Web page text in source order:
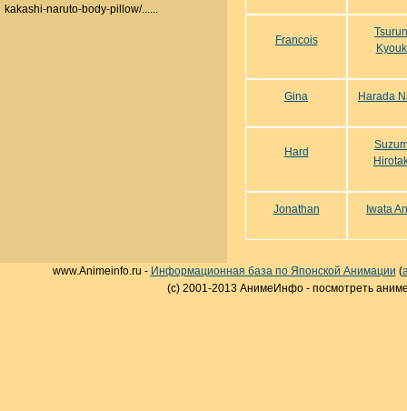
Francois
Gina Harada
Hard
Jonathan Iwata
kakashi-naruto-body-pillow/......
www.Animeinfo.ru - Информационная база по Японской Анимации (
(c) 2001-2013 АнимеИнфо - посмотреть